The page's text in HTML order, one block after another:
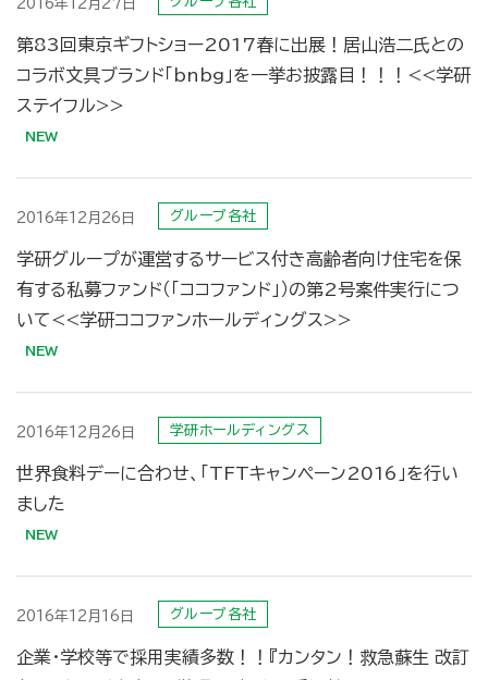
2016年12月27日
第83回東京ギフトショー2017春に出展！居山浩二氏との
コラボ文具ブランド「bnbg」を一挙お披露目！！！<<学研
ステイフル>>
2016年12月26日 グループ各社
学研グループが運営するサービス付き高齢者向け住宅を保
有する私募ファンド（「ココファンド」）の第2号案件実行につ
いて<<学研ココファンホールディングス>>
2016年12月26日 学研ホールディングス
世界食料デーに合わせ、「TFTキャンペーン2016」を行い
ました
2016年12月16日 グループ各社
企業・学校等で採用実績多数！！『カンタン！救急蘇生 改訂